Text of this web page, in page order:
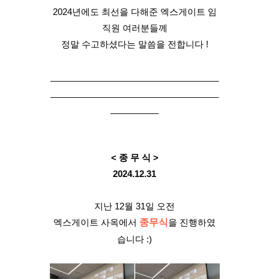
2024년에도 최선을 다해준 엑스게이트 임
직원 여러분들께
정말 수고하셨다는 말씀을 전합니다 !
< 종 무 식 >
2024.12.31
지난 12월 31일 오전
엑스게이트 사옥에서 종무식을 진행하였
습니다 :)